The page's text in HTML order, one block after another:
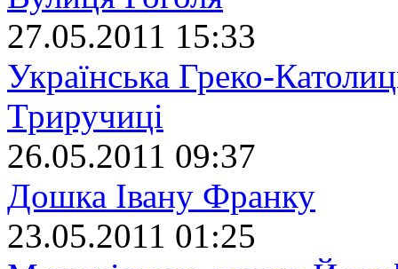
27.05.2011 15:33
Українська Греко-
Триручиці
26.05.2011 09:37
Дошка Івану Франку
23.05.2011 01:25